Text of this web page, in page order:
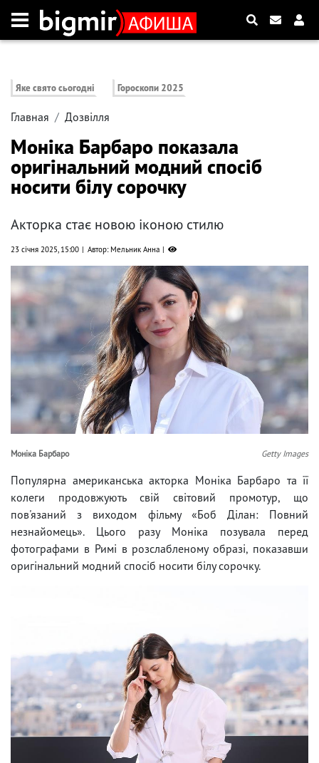
Яке свято сьогодні Гороскопи 2025
Главная Дозвілля
Моніка Барбаро показала
оригінальний модний спосіб
носити білу сорочку
Акторка стає новою іконою стилю
23 січня 2025, 15:00 Автор: Мельник Анна
Моніка Барбаро Getty Images
Популярна американська акторка Моніка Барбаро та її
колеги продовжують свій світовий промотур, що
пов'язаний з виходом фільму «Боб Ділан: Повний
незнайомець». Цього разу Моніка позувала перед
фотографами в Римі в розслабленому образі, показавши
оригінальний модний спосіб носити білу сорочку.